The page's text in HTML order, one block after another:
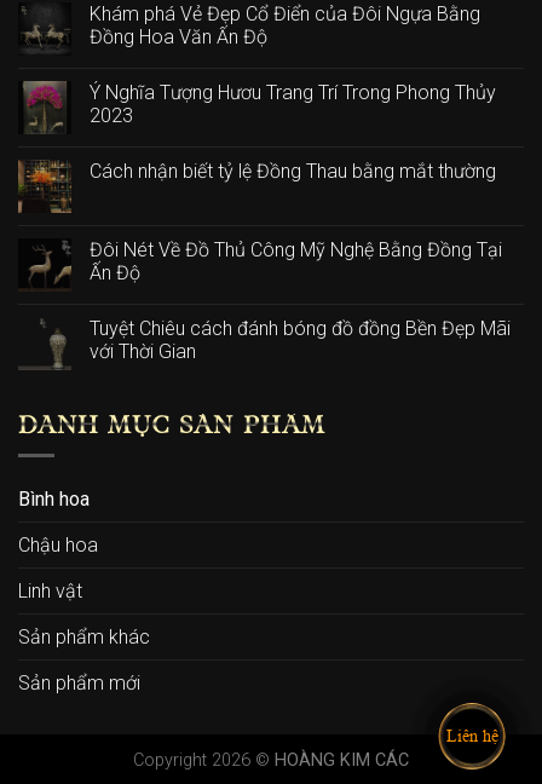
Liên hệ
Khám phá Vẻ Đẹp Cổ Điển của Đôi Ngựa Bằng
Đồng Hoa Văn Ấn Độ
Ý Nghĩa Tượng Hươu Trang Trí Trong Phong Thủy
2023
Cách nhận biết tỷ lệ Đồng Thau bằng mắt thường
Đôi Nét Về Đồ Thủ Công Mỹ Nghệ Bằng Đồng Tại
Ấn Độ
Tuyệt Chiêu cách đánh bóng đồ đồng Bền Đẹp Mãi
với Thời Gian
DANH MỤC SẢN PHẨM
Bình hoa
Chậu hoa
Linh vật
Sản phẩm khác
Sản phẩm mới
Copyright 2026 © HOÀNG KIM CÁC